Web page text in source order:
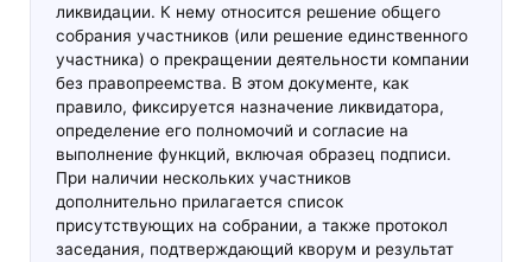
ликвидации. К нему относится решение общего
собрания участников (или решение единственного
участника) о прекращении деятельности компании
без правопреемства. В этом документе, как
правило, фиксируется назначение ликвидатора,
определение его полномочий и согласие на
выполнение функций, включая образец подписи.
При наличии нескольких участников
дополнительно прилагается список
присутствующих на собрании, а также протокол
заседания, подтверждающий кворум и результат